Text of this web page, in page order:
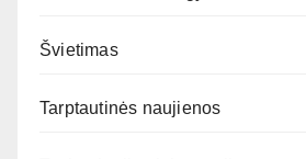
Švietimas
Tarptautinės naujienos